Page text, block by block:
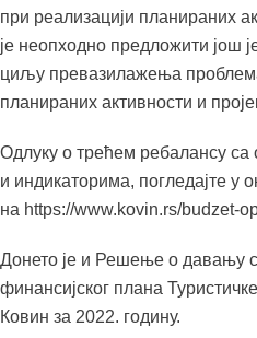
при реализацији планираних
је неопходно предложити још
циљу превазилажења
планираних активности и
Одлуку о трећем ребалансу
и индикаторима, погледајте у
на https://www.kovin.rs/budzet-
Донето је и Решење о давању
финансијског плана
Ковин за 2022. годину.